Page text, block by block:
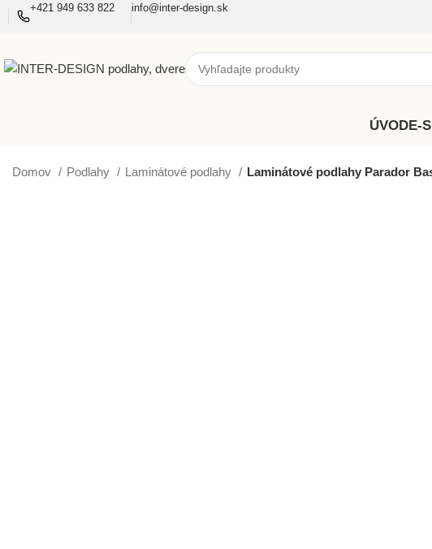
+421 949 633 822 info@inter-design.sk
ÚVODE-
Domov Podlahy Laminátové podlahy Laminátové podlahy Parador